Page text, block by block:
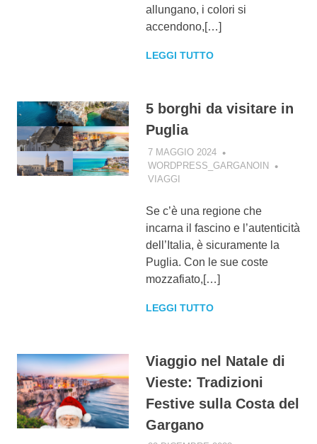
allungano, i colori si
accendono,[…]
LEGGI TUTTO
5 borghi da visitare in
Puglia
7 MAGGIO 2024
WORDPRESS_GARGANOIN
VIAGGI
Se c’è una regione che
incarna il fascino e l’autenticità
dell’Italia, è sicuramente la
Puglia. Con le sue coste
mozzafiato,[…]
LEGGI TUTTO
Viaggio nel Natale di
Vieste: Tradizioni
Festive sulla Costa del
Gargano